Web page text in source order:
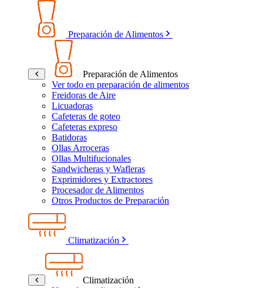
Preparación de Alimentos
Preparación de Alimentos
Ver todo en preparación de alimentos
Freidoras de Aire
Licuadoras
Cafeteras de goteo
Cafeteras expreso
Batidoras
Ollas Arroceras
Ollas Multifucionales
Sandwicheras y Wafleras
Exprimidores y Extractores
Procesador de Alimentos
Otros Productos de Preparación
Climatización
Climatización